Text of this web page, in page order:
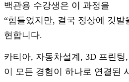
백관용 수강생은 이 과정을
“힘들었지만, 결국 정상에 깃발
현합니다.
카티아, 자동차설계, 3D 프린팅
이 모든 경험이 하나로 연결된